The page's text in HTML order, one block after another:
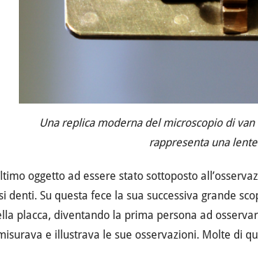
Una replica moderna del microscopio di
rappresenta una
oggetto ad essere stato sottoposto
denti. Su questa fece la sua successiva grande
placca, diventando la prima persona ad
e illustrava le sue osservazioni. Molte di